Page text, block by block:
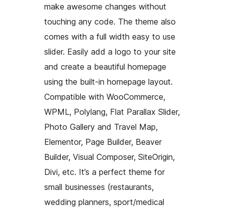
make awesome changes without
touching any code. The theme also
comes with a full width easy to use
slider. Easily add a logo to your site
and create a beautiful homepage
using the built-in homepage layout.
Compatible with WooCommerce,
WPML, Polylang, Flat Parallax Slider,
Photo Gallery and Travel Map,
Elementor, Page Builder, Beaver
Builder, Visual Composer, SiteOrigin,
Divi, etc. It’s a perfect theme for
small businesses (restaurants,
wedding planners, sport/medical